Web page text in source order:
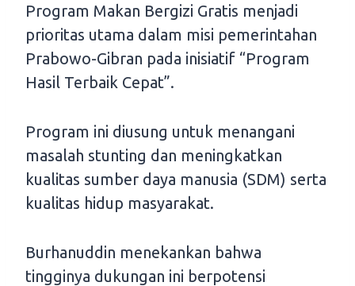
Program Makan Bergizi Gratis menjadi
prioritas utama dalam misi pemerintahan
Prabowo-Gibran pada inisiatif “Program
Hasil Terbaik Cepat”.
Program ini diusung untuk menangani
masalah stunting dan meningkatkan
kualitas sumber daya manusia (SDM) serta
kualitas hidup masyarakat.
Burhanuddin menekankan bahwa
tingginya dukungan ini berpotensi